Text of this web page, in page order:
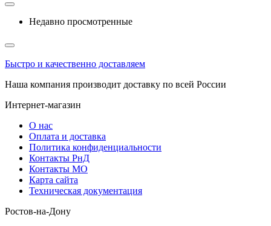
Недавно просмотренные
Быстро и качественно доставляем
Наша компания производит доставку по всей России
Интернет-магазин
О нас
Оплата и доставка
Политика конфиденциальности
Контакты РнД
Контакты МО
Карта сайта
Техническая документация
Ростов-на-Дону